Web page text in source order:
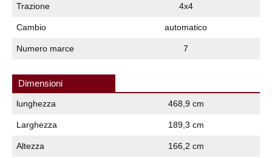
Trazione 4x4
Cambio automatico
Numero marce 7
Dimensioni
lunghezza 468,9 cm
Larghezza 189,3 cm
Altezza 166,2 cm